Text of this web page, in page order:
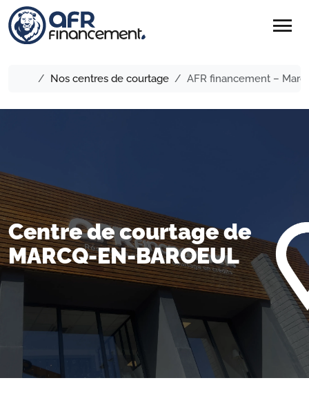
menu
Nos centres de courtage AFR financement –
Centre de courtage de
MARCQ-EN-BAROEUL